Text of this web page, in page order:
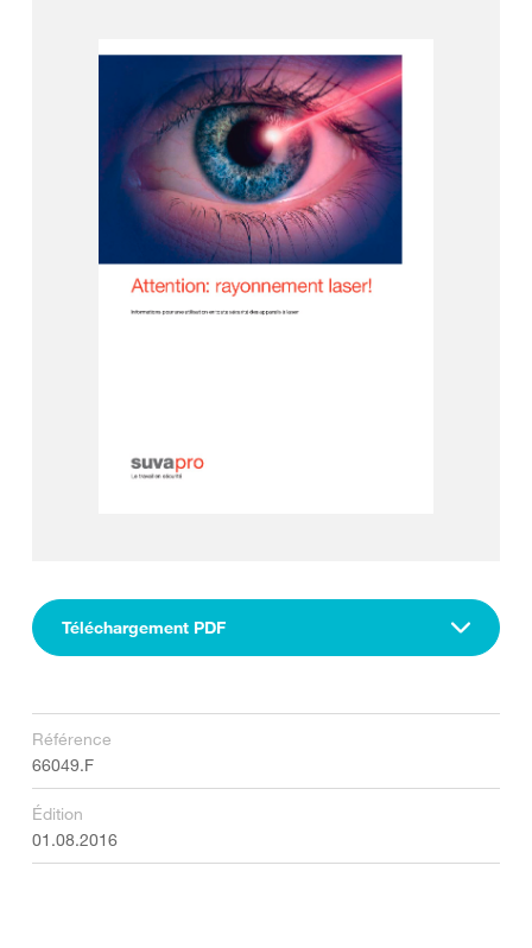
Téléchargement PDF
Référence
66049.F
Édition
01.08.2016